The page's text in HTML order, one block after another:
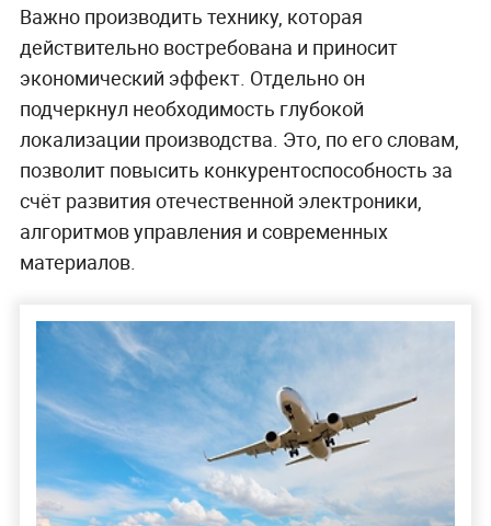
Важно производить технику, которая
действительно востребована и приносит
экономический эффект. Отдельно он
подчеркнул необходимость глубокой
локализации производства. Это, по его словам,
позволит повысить конкурентоспособность за
счёт развития отечественной электроники,
алгоритмов управления и современных
материалов.